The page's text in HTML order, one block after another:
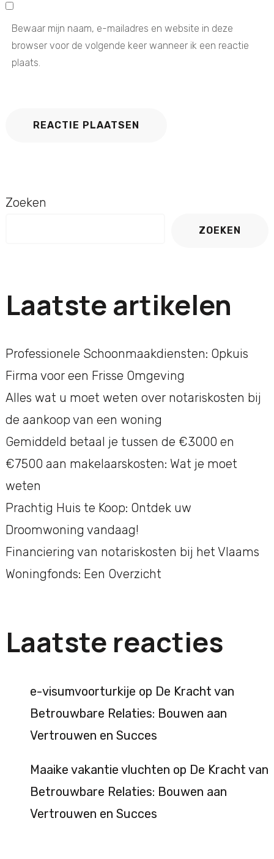
Bewaar mijn naam, e-mailadres en website in deze
browser voor de volgende keer wanneer ik een reactie
plaats.
Zoeken
ZOEKEN
Laatste artikelen
Professionele Schoonmaakdiensten: Opkuis
Firma voor een Frisse Omgeving
Alles wat u moet weten over notariskosten bij
de aankoop van een woning
Gemiddeld betaal je tussen de €3000 en
€7500 aan makelaarskosten: Wat je moet
weten
Prachtig Huis te Koop: Ontdek uw
Droomwoning vandaag!
Financiering van notariskosten bij het Vlaams
Woningfonds: Een Overzicht
Laatste reacties
e-visumvoorturkije op De Kracht van
Betrouwbare Relaties: Bouwen aan
Vertrouwen en Succes
Maaike vakantie vluchten op De Kracht van
Betrouwbare Relaties: Bouwen aan
Vertrouwen en Succes